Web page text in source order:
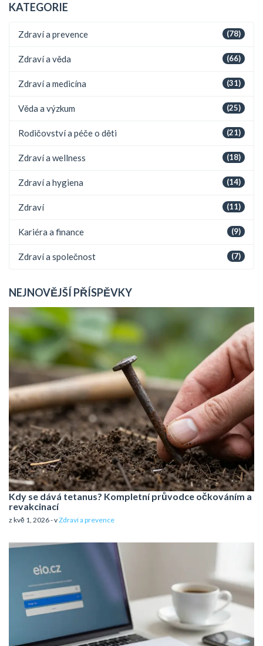
KATEGORIE
(78)
Zdraví a prevence
(66)
Zdraví a věda
(31)
Zdraví a medicína
(25)
Věda a výzkum
(21)
Rodičovství a péče o děti
(18)
Zdraví a wellness
(14)
Zdraví a hygiena
(11)
Zdraví
(9)
Kariéra a finance
(7)
Zdraví a společnost
NEJNOVĚJŠÍ PŘÍSPĚVKY
Kdy se dává tetanus? Kompletní průvodce očkováním a
revakcinací
z kvě 1, 2026 - vZdraví a prevence